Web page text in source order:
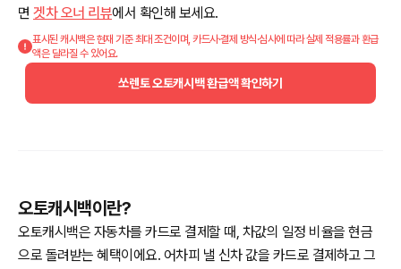
면 겟차 오너 리뷰에서 확인해 보세요.
표시된 캐시백은 현재 기준 최대 조건이며, 카드사·결제 방식·심사에 따라 실제 적용률과 환급
액은 달라질 수 있어요.
쏘렌토 오토캐시백 환급액 확인하기
오토캐시백이란?
오토캐시백은 자동차를 카드로 결제할 때, 차값의 일정 비율을 현금
으로 돌려받는 혜택이에요. 어차피 낼 신차 값을 카드로 결제하고 그